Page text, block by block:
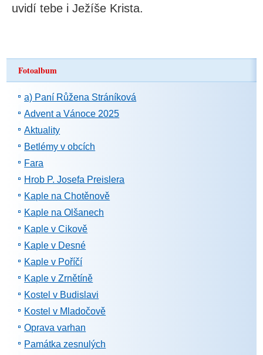
uvidí tebe i Ježíše Krista.
Fotoalbum
a) Paní Růžena Stráníková
Advent a Vánoce 2025
Aktuality
Betlémy v obcích
Fara
Hrob P. Josefa Preislera
Kaple na Chotěnově
Kaple na Olšanech
Kaple v Cikově
Kaple v Desné
Kaple v Poříčí
Kaple v Zrnětíně
Kostel v Budislavi
Kostel v Mladočově
Oprava varhan
Památka zesnulých